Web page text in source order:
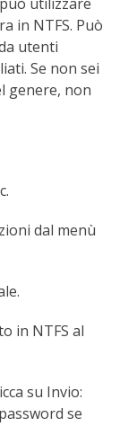
in NTFS. Può
utenti
Se non sei
genere, non
dal menù
in NTFS al
su Invio:
se